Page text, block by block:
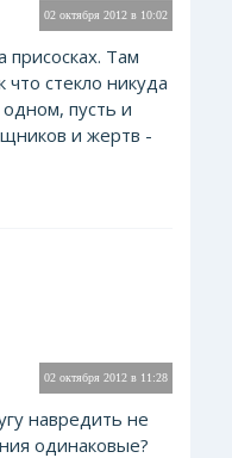
02 октября 2012 в 10:02
присосках. Там
стекло никуда
пусть и
и жертв -
02 октября 2012 в 11:28
навредить не
одинаковые?